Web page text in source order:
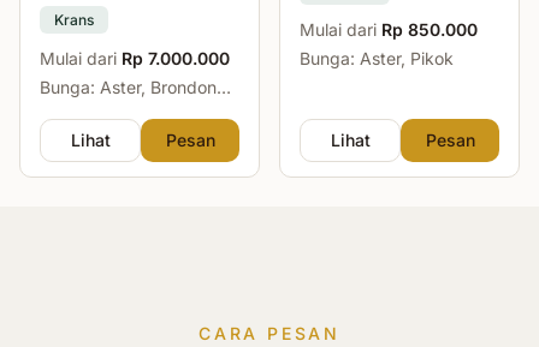
Krans
Mulai dari Rp 7.000.000
Bunga: Aster, Brondong,
Lihat
Pesan
Mulai dari Rp 850.000
Bunga: Aster, Pikok
Lihat Pesan
CARA PESAN